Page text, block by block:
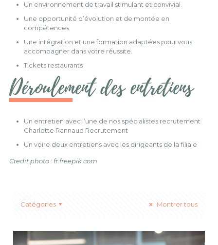
Un environnement de travail stimulant et convivial.
Une opportunité d’évolution et de montée en
compétences.
Une intégration et une formation adaptées pour vous
accompagner dans votre réussite.
Tickets restaurants
Déroulement des entretiens
Un entretien avec l’une de nos spécialistes recrutement
Charlotte Rannaud Recrutement
Un voire deux entretiens avec les dirigeants de la filiale
Credit photo : fr.freepik.com
Catégories Montrer tous